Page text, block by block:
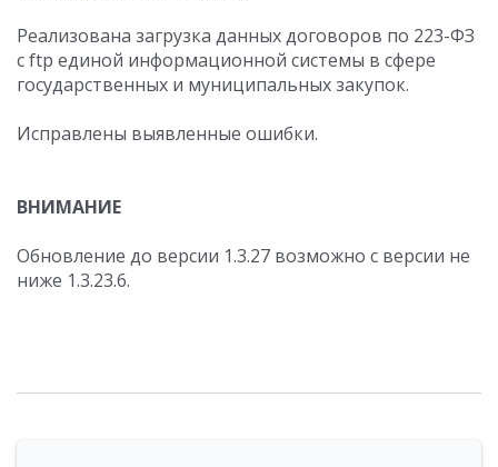
Реализована загрузка данных договоров по 223-ФЗ
с ftp единой информационной системы в сфере
государственных и муниципальных закупок.
Исправлены выявленные ошибки.
ВНИМАНИЕ
Обновление до версии 1.3.27 возможно с версии не
ниже 1.3.23.6.